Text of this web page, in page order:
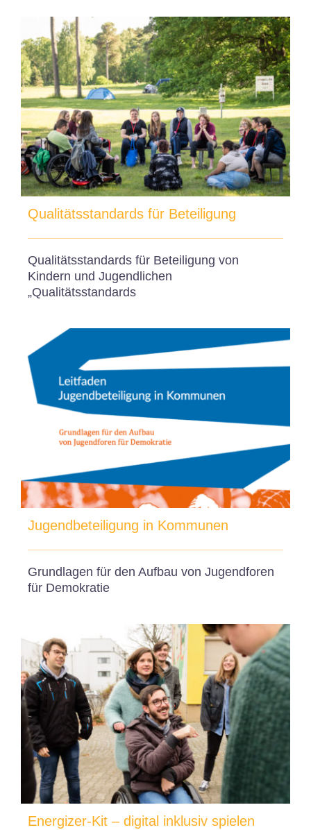
Qualitätsstandards für Beteiligung
Qualitätsstandards für Beteiligung von
Kindern und Jugendlichen
„Qualitätsstandards
Jugendbeteiligung in Kommunen
Grundlagen für den Aufbau von Jugendforen
für Demokratie
Energizer-Kit – digital inklusiv spielen